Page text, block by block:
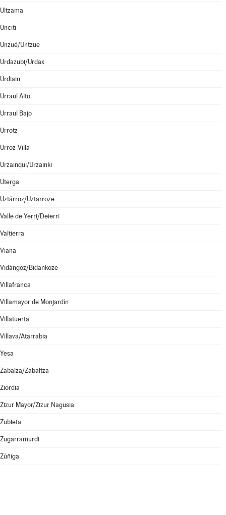
Ultzama
Unciti
Unzué/Untzue
Urdazubi/Urdax
Urdiain
Urraul Alto
Urraul Bajo
Urrotz
Urroz-Villa
Urzainqui/Urzainki
Uterga
Uztárroz/Uztarroze
Valle de Yerri/Deierri
Valtierra
Viana
Vidángoz/Bidankoze
Villafranca
Villamayor de Monjardín
Villatuerta
Villava/Atarrabia
Yesa
Zabalza/Zabaltza
Ziordia
Zizur Mayor/Zizur Nagusia
Zubieta
Zugarramurdi
Zúñiga